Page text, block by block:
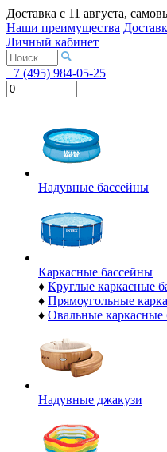
Доставка с 11 августа,
Наши преимущества
Личный кабинет
+7 (495) 984-05-25
Надувные бассейны
Каркасные бассейны
♦ Круглые каркасные
♦ Прямоугольные
♦ Овальные каркасные
Надувные джакузи